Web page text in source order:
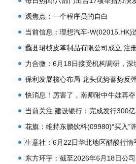
智能+消费”
观焦点：一个程序员的自白
当前信息：理想汽车-W(02015.HK)
购，累计斥资3.08亿港元
蠡县珺桢皮革制品有限公司成立 注
万人民币-热点聚焦
力合微：6月18日接受机构调研，深
资、投资者参与-每日观点
保利发展核心布局 龙头优势蓄势反
快消息！厉害了，南师附中牛娃再
当前关注:建设银行：完成发行300
期限资本债券
花旗：维持东鹏饮料(09980)“买入”
价大幅降至161.7港元
生意社：6月22日华北地区醋酸行情
东方环宇：截至2026年6月18日公